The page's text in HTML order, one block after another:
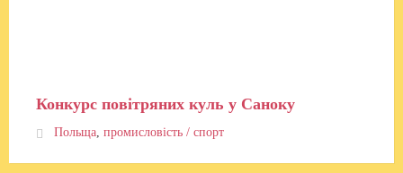
Конкурс повітряних куль у Саноку
Польща, промисловість / спорт